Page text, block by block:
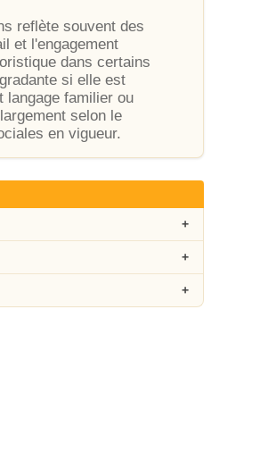
reflète souvent des
et l'engagement
dans certains
si elle est
langage familier ou
selon le
en vigueur.